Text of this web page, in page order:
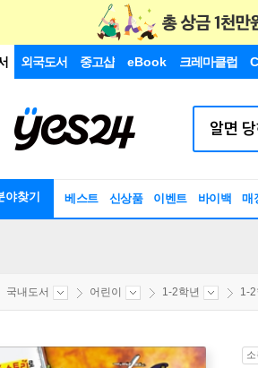
외국도서 중고샵 eBook 크레마클럽
야찾기 베스트 신상품 이벤트 바이백 매
국내도서 어린이 1-2학년 1-